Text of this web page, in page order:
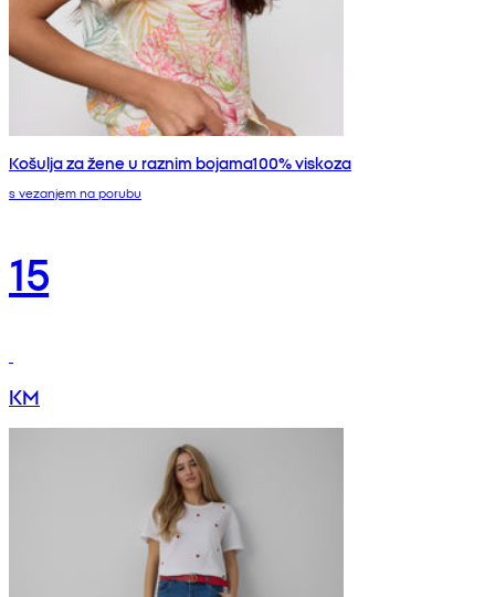
Košulja za žene u raznim bojama100% viskoza
s vezanjem na porubu
15
KM